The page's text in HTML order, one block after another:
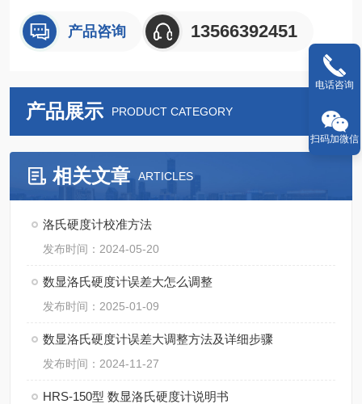
产品咨询 13566392451
产品展示 PRODUCT CATEGORY
相关文章 ARTICLES
洛氏硬度计校准方法
发布时间：2024-05-20
数显洛氏硬度计误差大怎么调整
发布时间：2025-01-09
数显洛氏硬度计误差大调整方法及详细步骤
发布时间：2024-11-27
HRS-150型 数显洛氏硬度计说明书
电话咨询
扫码加微信